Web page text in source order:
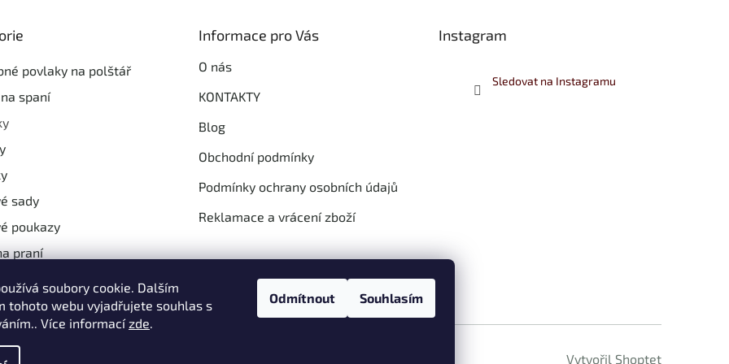
soubory cookie. Dalším
tohoto webu vyjadřujete souhlas s
Více informacízde.
Odmítnout Souhlasím
povlaky na polštář
spaní
sady
poukazy
praní
Informace pro Vás
O nás
KONTAKTY
Blog
Obchodní podmínky
Podmínky ochrany osobních údajů
Reklamace a vrácení zboží
Instagram
Sledovat na Instagramu
Vytvořil Shoptet